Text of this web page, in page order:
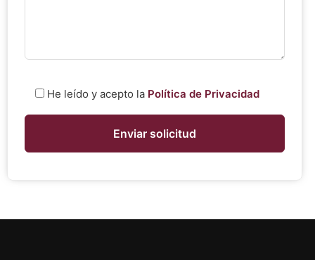
He leído y acepto la Política de Privacidad